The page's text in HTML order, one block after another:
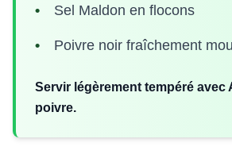
Sel Maldon en flocons
Poivre noir fraîchement
Servir légèrement tempéré avec
poivre.